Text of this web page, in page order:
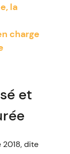
la
charge
et
2018, dite